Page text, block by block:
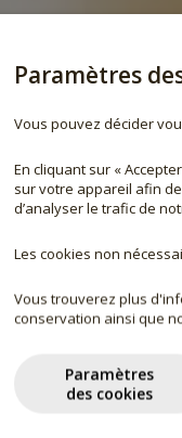
Paramètres
Vous pouvez décider
En cliquant sur «
sur votre appareil afin
d’analyser le trafic de
Les cookies non
Vous trouverez plus
conservation ainsi que
Paramètres
des cookies